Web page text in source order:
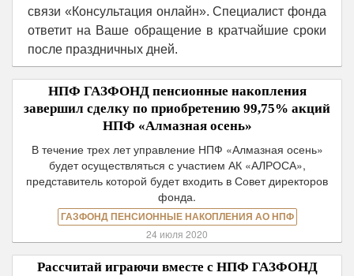
связи «Консультация онлайн». Специалист фонда
ответит на Ваше обращение в кратчайшие сроки
после праздничных дней.
НПФ ГАЗФОНД пенсионные накопления
завершил сделку по приобретению 99,75% акций
НПФ «Алмазная осень»
В течение трех лет управление НПФ «Алмазная осень»
будет осуществляться с участием АК «АЛРОСА»,
представитель которой будет входить в Совет директоров
фонда.
ГАЗФОНД ПЕНСИОННЫЕ НАКОПЛЕНИЯ АО НПФ
24 июля 2020
Рассчитай играючи вместе с НПФ ГАЗФОНД